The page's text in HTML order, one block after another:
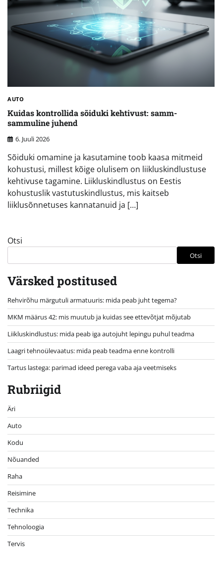
AUTO
Kuidas kontrollida sõiduki kehtivust: samm-
sammuline juhend
6. Juuli 2026
Sõiduki omamine ja kasutamine toob kaasa mitmeid
kohustusi, millest kõige olulisem on liikluskindlustuse
kehtivuse tagamine. Liikluskindlustus on Eestis
kohustuslik vastutuskindlustus, mis kaitseb
liiklusõnnetuses kannatanuid ja […]
Otsi
Otsi
Värsked postitused
Rehvirõhu märgutuli armatuuris: mida peab juht tegema?
MKM määrus 42: mis muutub ja kuidas see ettevõtjat mõjutab
Liikluskindlustus: mida peab iga autojuht lepingu puhul teadma
Laagri tehnoülevaatus: mida peab teadma enne kontrolli
Tartus lastega: parimad ideed perega vaba aja veetmiseks
Rubriigid
Äri
Auto
Kodu
Nõuanded
Raha
Reisimine
Technika
Tehnoloogia
Tervis